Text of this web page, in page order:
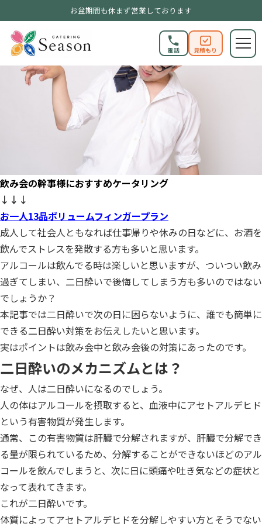
お盆期間も休まず営業しております
電話 見積もり
飲み会の幹事様におすすめケータリング
↓↓↓
お一人13品ボリュームフィンガープラン
成人して社会人ともなれば仕事帰りや休みの日などに、お酒を
飲んでストレスを発散する方も多いと思います。
アルコールは飲んでる時は楽しいと思いますが、ついつい飲み
過ぎてしまい、二日酔いで後悔してしまう方も多いのではない
でしょうか？
本記事では二日酔いで次の日に困らないように、誰でも簡単に
できる二日酔い対策をお伝えしたいと思います。
実はポイントは飲み会中と飲み会後の対策にあったのです。
二日酔いのメカニズムとは？
なぜ、人は二日酔いになるのでしょう。
人の体はアルコールを摂取すると、血液中にアセトアルデヒド
という有害物質が発生します。
通常、この有害物質は肝臓で分解されますが、肝臓で分解でき
る量が限られているため、分解することができないほどのアル
コールを飲んでしまうと、次に日に頭痛や吐き気などの症状と
なって表れてきます。
これが二日酔いです。
体質によってアセトアルデヒドを分解しやすい方とそうでない